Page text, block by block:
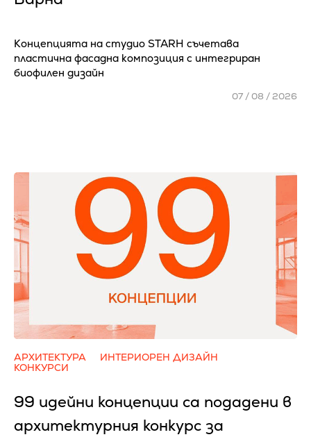
Концепцията на студио STARH съчетава
пластична фасадна композиция с интегриран
биофилен дизайн
07 / 08 / 2026
АРХИТЕКТУРА
ИНТЕРИОРЕН ДИЗАЙН
КОНКУРСИ
99 идейни концепции са подадени в
архитектурния конкурс за